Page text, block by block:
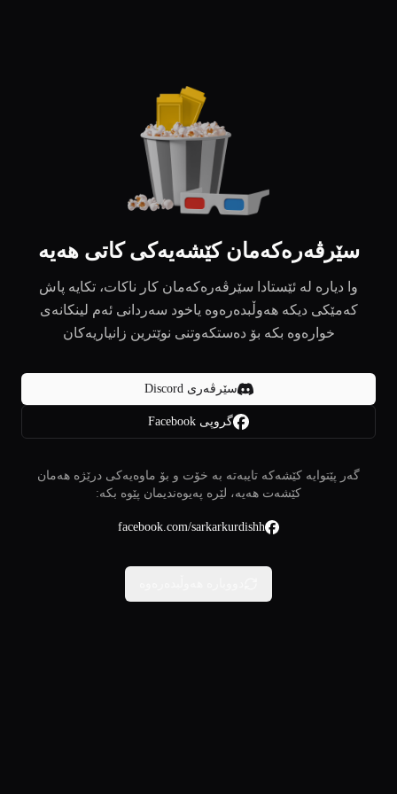
سێرڤەرەکەمان کێشەیەکی کاتی هەیە
وا دیارە لە ئێستادا سێرڤەرەکەمان کار ناکات، تکایە پاش
کەمێکی دیکە هەوڵبدەرەوە یاخود سەردانی ئەم لینکانەی
خوارەوە بکە بۆ دەستکەوتنی نوێترین زانیاریەکان
سێرڤەری Discord
گروپی Facebook
گەر پێتوایە کێشەکە تایبەتە بە خۆت و بۆ ماوەیەکی درێژە هەمان
کێشەت هەیە، لێرە پەیوەندیمان پێوە بکە:
facebook.com/sarkarkurdishh